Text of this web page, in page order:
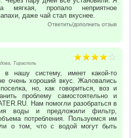
мягкая, пропало неприятное
даже чай стал вкуснее.
Ответить/дополнить отзыв
Тирасполь
в нашу систему, имеет какой-то
очень хороший вкус. Жаловались
но, как говориться, воз и
проблему самостоятельно и
Нам помогли разобраться в
воды и предложили фильтр,
потребления. Пользуемся им
о том, что с водой могут быть